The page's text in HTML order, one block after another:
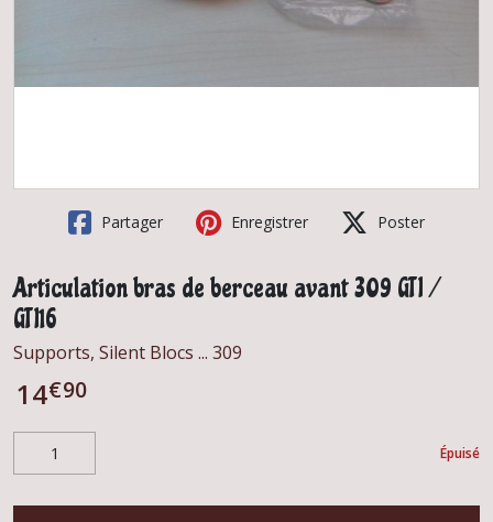
Partager Enregistrer Poster
Articulation bras de berceau avant 309 GTI /
GTI16
Supports, Silent Blocs ... 309
14€90
Épuisé